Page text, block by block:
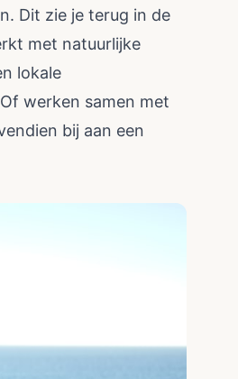
Dit zie je terug in de
met natuurlijke
lokale
werken samen met
bij aan een